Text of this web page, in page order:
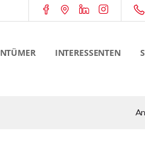
INTERESSENTEN